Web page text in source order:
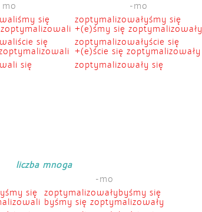
mo
-mo
się
zoptymalizowałyśmy się
+(e)śmy się zoptymalizowały
się
zoptymalizowałyście się
+(e)ście się zoptymalizowały
się
zoptymalizowały się
liczba mnoga
-mo
się
zoptymalizowałybyśmy się
byśmy się zoptymalizowały